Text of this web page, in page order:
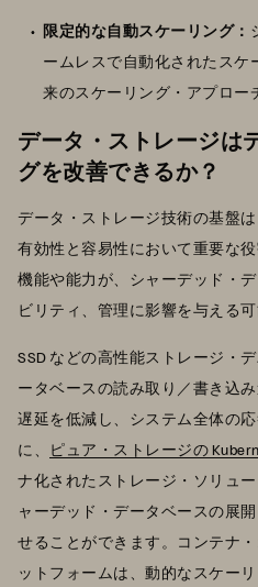
限定的な自動スケーリング：
ームレスで自動化されたスケ
来のスケーリング・アプロー
データ・ストレージは
グを改善できるか？
データ・ストレージ技術の基盤
有効性と容易性において重要な
機能や能力が、シャーデッド・
ビリティ、管理に影響を与える可
SSD などの高性能ストレージ・
ータベースの読み取り／書き込
遅延を低減し、システム全体の
に、
ピュア・ストレージの
ナ化されたストレージ・ソリュ
ャーデッド・データベースの展
せることができます。コンテナ
ットフォームは、動的なスケー